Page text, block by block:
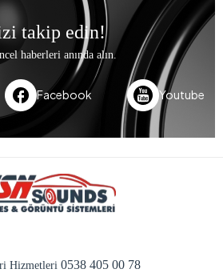
takip edin!
haberleri anında alın.
Facebook Youtube
Hizmetleri0538 405 00 78